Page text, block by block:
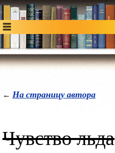
← На страницу автора
Чувство льда